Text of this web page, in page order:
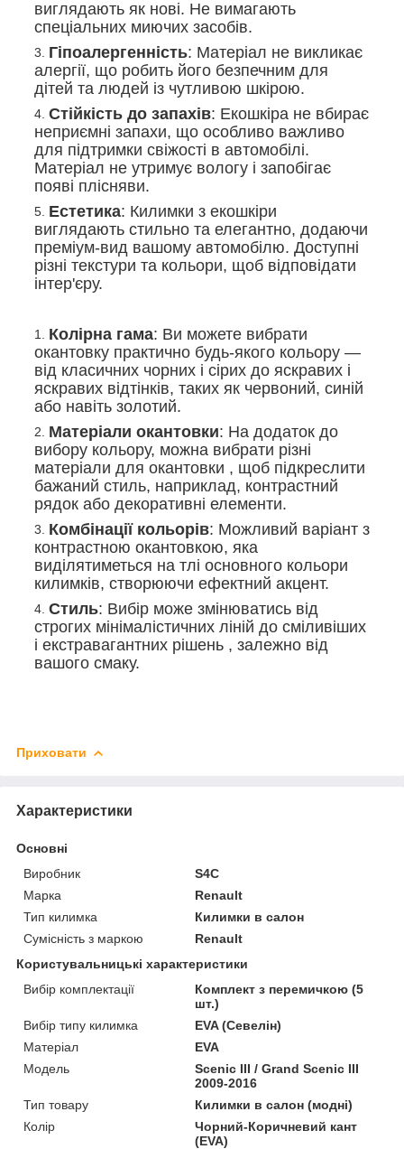
виглядають як нові. Не вимагають
спеціальних миючих засобів.
Гіпоалергенність: Матеріал не викликає
алергії, що робить його безпечним для
дітей та людей із чутливою шкірою.
Стійкість до запахів: Екошкіра не вбирає
неприємні запахи, що особливо важливо
для підтримки свіжості в автомобілі.
Матеріал не утримує вологу і запобігає
появі плісняви.
Естетика: Килимки з екошкіри
виглядають стильно та елегантно, додаючи
преміум-вид вашому автомобілю. Доступні
різні текстури та кольори, щоб відповідати
інтер'єру.
Колірна гама: Ви можете вибрати
окантовку практично будь-якого кольору —
від класичних чорних і сірих до яскравих і
яскравих відтінків, таких як червоний, синій
або навіть золотий.
Матеріали окантовки: На додаток до
вибору кольору, можна вибрати різні
матеріали для окантовки , щоб підкреслити
бажаний стиль, наприклад, контрастний
рядок або декоративні елементи.
Комбінації кольорів: Можливий варіант з
контрастною окантовкою, яка
виділятиметься на тлі основного кольори
килимків, створюючи ефектний акцент.
Стиль: Вибір може змінюватись від
строгих мінімалістичних ліній до сміливіших
і екстравагантних рішень , залежно від
вашого смаку.
Приховати
Характеристики
Основні
Виробник
S4C
Марка
Renault
Тип килимка
Килимки в салон
Сумісність з маркою
Renault
Користувальницькі характеристики
Вибір комплектації
Комплект з перемичкою (5
шт.)
Вибір типу килимка
EVA (Севелін)
Матеріал
EVA
Мoдель
Scenic III / Grand Scenic III
2009-2016
Тип товару
Килимки в салон (модні)
Колір
Чорний-Коричневий кант
(EVA)